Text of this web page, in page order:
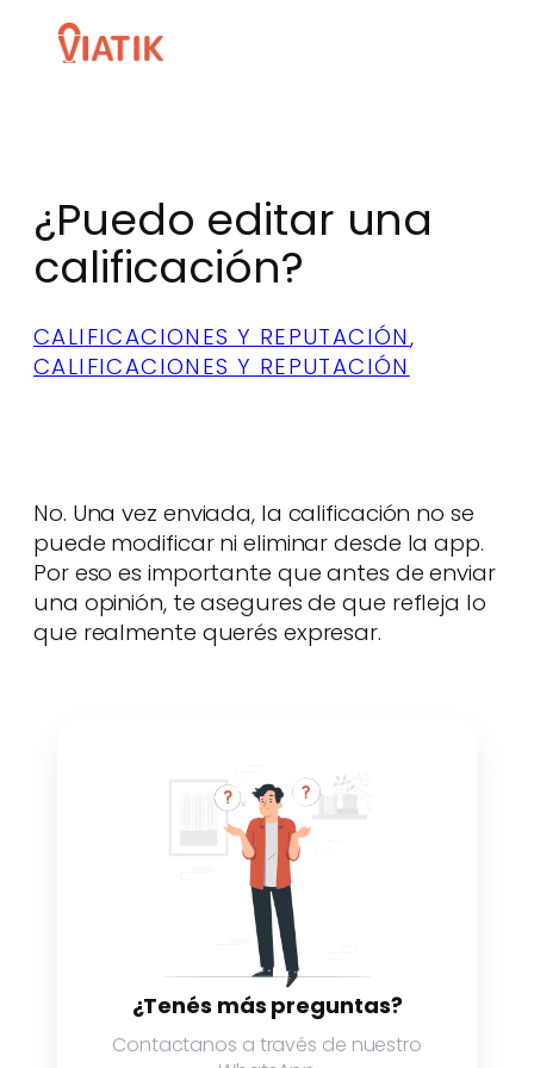
¿Puedo editar una
calificación?
CALIFICACIONES Y REPUTACIÓN
CALIFICACIONES Y REPUTACIÓN
No. Una vez enviada, la calificación no se
puede modificar ni eliminar desde la app.
Por eso es importante que antes de enviar
una opinión, te asegures de que refleja lo
que realmente querés expresar.
¿Tenés más preguntas?
Contactanos a través de nuestro